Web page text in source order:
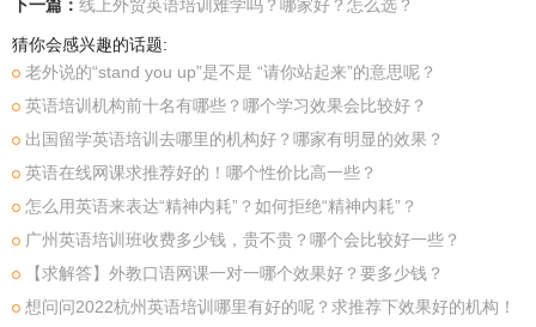
下一篇： 线上外贸英语培训难学吗？哪家好？怎么选？
猜你会感兴趣的话题:
老外说的“stand you up”是不是 “请你站起来”的意思呢？
英语培训机构前十名有哪些？哪个学习效果会比较好？
出国留学英语培训去哪里的机构好？哪家有明显的效果？
英语在线网课求推荐好的！哪个性价比高一些？
怎么用英语来表达“精神内耗”？如何拒绝“精神内耗”？
广州英语培训班收费多少钱，贵不贵？哪个会比较好一些？
【求解答】外教口语网课一对一哪个效果好？要多少钱？
想问问2022杭州英语培训哪里有好的呢？求推荐下效果好的机构！